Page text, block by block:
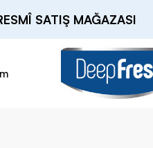
SATIŞ MAĞAZASI